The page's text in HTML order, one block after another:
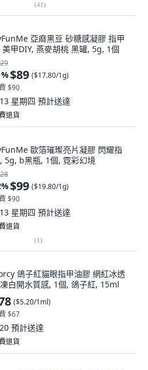
(41)
亞麻黑豆 砂糖感凝膠 指甲
美甲DIY, 燕麥胡桃 黑罐, 5g, 1個
%$89 ($17.80/1g)
$90
星期四 預計送達
退貨
歐箔璀璨亮片凝膠 閃耀指
5g, b黑瓶, 1個, 霓彩幻境
%$99 ($19.80/1g)
$90
星期四 預計送達
退貨
(1)
鴿子紅貓眼指甲油膠 網紅冰透
白開水質感, 1個, 鴿子紅, 15ml
($5.20/1ml)
$67
預計送達
退貨